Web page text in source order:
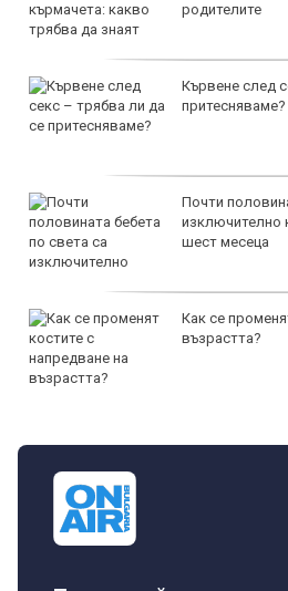
родителите
Кървене след
притесняваме?
Почти
изключително
шест месеца
Как се
възрастта?